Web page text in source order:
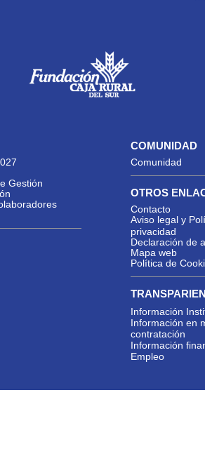
Gestión
COMUNIDAD
Comunidad
OTROS
Contacto
Aviso legal y
privacidad
Declaración de
Mapa web
Política de
Información
Información en
contratación
Información
Empleo